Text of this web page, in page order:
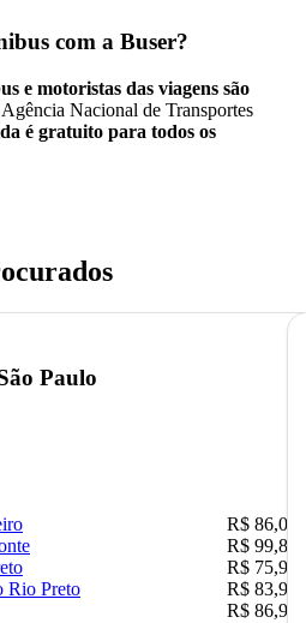
com a Buser?
e motoristas das viagens são
Nacional de Transportes
é gratuito para todos os
Paulo
R$ 86,00
R$ 99,89
R$ 75,90
Rio Preto
R$ 83,90
R$ 86,90